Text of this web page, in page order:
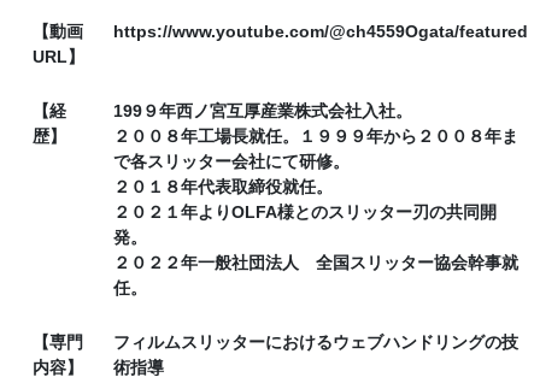
【動画
URL】
https://www.youtube.com/@ch4559Ogata/featured
【経
歴】
199９年西ノ宮互厚産業株式会社入社。
２００８年工場長就任。１９９９年から２００８年ま
で各スリッター会社にて研修。
２０１８年代表取締役就任。
２０２１年よりOLFA様とのスリッター刃の共同開
発。
２０２２年一般社団法人 全国スリッター協会幹事就
任。
【専門
内容】
フィルムスリッターにおけるウェブハンドリングの技
術指導